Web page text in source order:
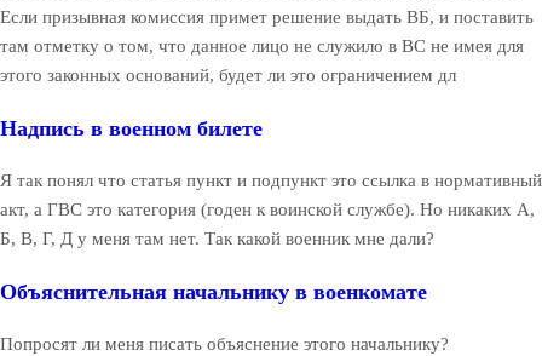
Если призывная комиссия примет решение выдать ВБ, и поставить
там отметку о том, что данное лицо не служило в ВС не имея для
этого законных оснований, будет ли это ограничением дл
Надпись в военном билете
Я так понял что статья пункт и подпункт это ссылка в нормативный
акт, а ГВС это категория (годен к воинской службе). Но никаких А,
Б, В, Г, Д у меня там нет. Так какой военник мне дали?
Объяснительная начальнику в военкомате
Попросят ли меня писать объяснение этого начальнику?